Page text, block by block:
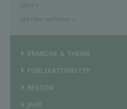
pilot ×
BRANCHE & THEMA
PUBLIKATIONSTYP
REGION
JAHR